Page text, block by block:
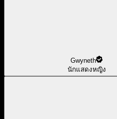
Gwyneth
นักแสดงหญิง